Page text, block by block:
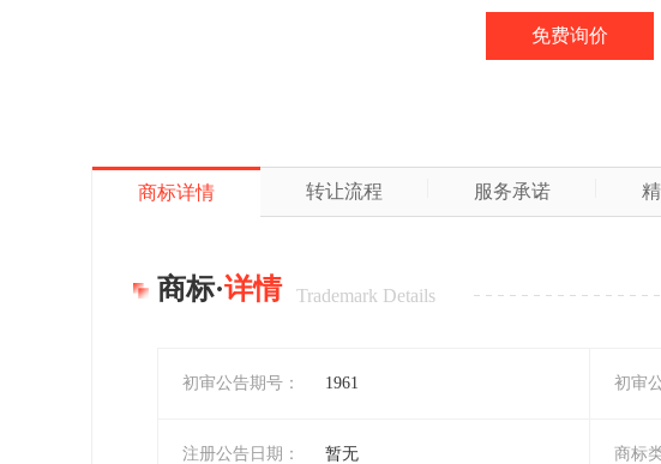
免费询价
商标详情 转让流程 服务承诺
商标·详情 Trademark Details
初审公告期号： 1961 初审
注册公告日期： 暂无 商标